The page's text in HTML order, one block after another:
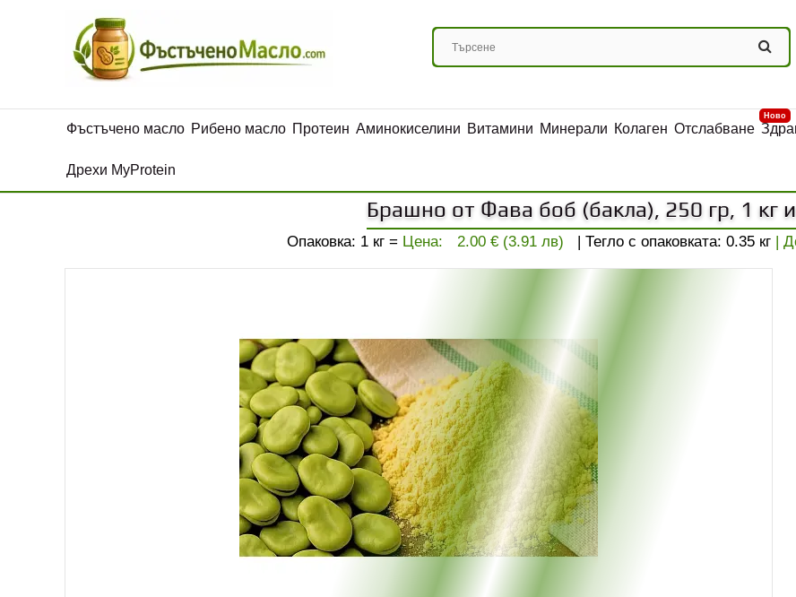
Фъстъчено масло Рибено масло Протеин Аминокиселини Витамини Минерали Колаген Отслабване
Ново
Дрехи MyProtein
Брашно от Фава боб (бакла), 250 гр, 1 кг
Опаковка: 1 кг = Цена: 2.00 € (3.91 лв) | Тегло с опаковката: 0.35 кг |